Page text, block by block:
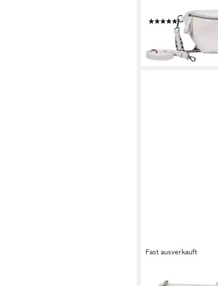
(13)
lieferbar - in 1-2
+2
Fast ausverkauft
Umhängetasche Elfie,